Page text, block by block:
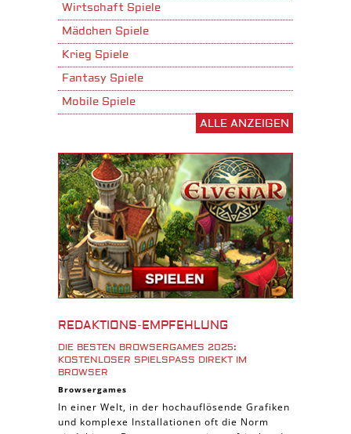
Wirtschaft Spiele
Mädchen Spiele
Krieg Spiele
Fantasy Spiele
Mobile Spiele
Download Spiele
3D Spiele
Tablet Spiele
Android Spiele
iPhone Spiele
iOS Spiele
iPad Spiele
Denk Spiele
Piraten Spiele
Sport Spiele
ALLE ANZEIGEN
REDAKTIONS-EMPFEHLUNG
DIE BESTEN BROWSERGAMES 2025:
KOSTENLOSER SPIELSPASS DIREKT IM B
ROWSER
Browsergames
In einer Welt, in der hochauflösende Grafiken
und komplexe Installationen oft die Norm